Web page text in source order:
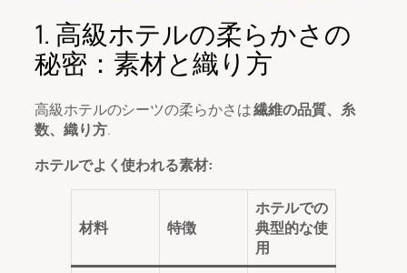
1. 高級ホテルの柔らかさの
秘密：素材と織り方
高級ホテルのシーツの柔らかさは繊維の品質、糸
数、織り方.
ホテルでよく使われる素材:
材料 特徴
ホテルでの
典型的な使
用